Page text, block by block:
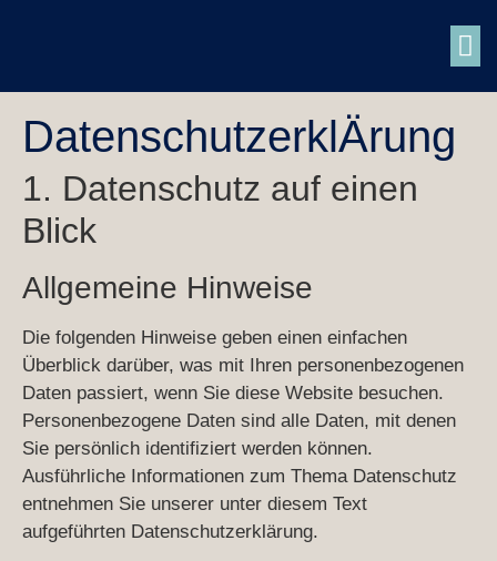
DatenschutzerklÄrung
1. Datenschutz auf einen
Blick
Allgemeine Hinweise
Die folgenden Hinweise geben einen einfachen
Überblick darüber, was mit Ihren personenbezogenen
Daten passiert, wenn Sie diese Website besuchen.
Personenbezogene Daten sind alle Daten, mit denen
Sie persönlich identifiziert werden können.
Ausführliche Informationen zum Thema Datenschutz
entnehmen Sie unserer unter diesem Text
aufgeführten Datenschutzerklärung.